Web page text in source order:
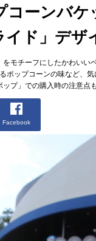
コーンバ
ド」デザ
モチーフにしたかわいい
ポップコーンの味など、
ップ」での購入時の注意点
Facebook